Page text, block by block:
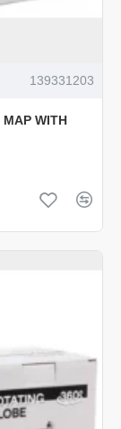
139331203
WITH